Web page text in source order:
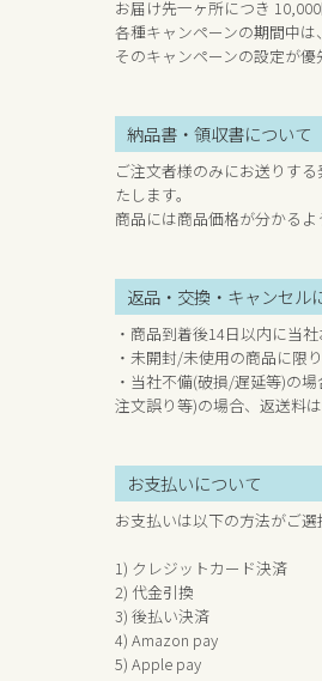
お届け先一ヶ所につき
各種キャンペーンの期間中は、
そのキャンペーンの設定が優
納品書・領収書について
ご注文者様のみにお送りす
たします。
商品には商品価格が分かるよ
返品・交換・キャンセル
・商品到着後14日以内に当
・未開封/未使用の商品に限り
・当社不備(破損/遅延等)の
注文誤り等)の場合、返送料
お支払いについて
お支払いは以下の方法がご選
1) クレジットカード決済
2) 代金引換
3) 後払い決済
4) Amazon pay
5) Apple pay